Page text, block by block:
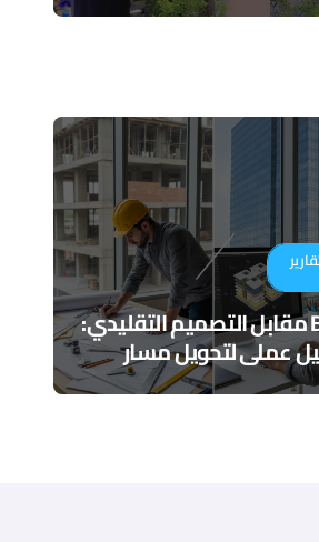
BIM مقابل التصميم التقليدي:
عملي لتحويل مسار
الهندسية